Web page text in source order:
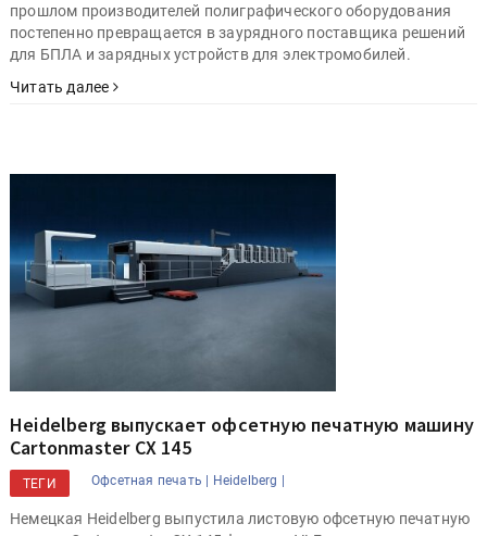
прошлом производителей полиграфического оборудования
постепенно превращается в заурядного поставщика решений
для БПЛА и зарядных устройств для электромобилей.
Читать далее
Heidelberg выпускает офсетную печатную машину
Cartonmaster CX 145
ТЕГИ Офсетная печать | Heidelberg |
Немецкая Heidelberg выпустила листовую офсетную печатную